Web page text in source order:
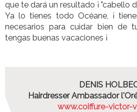
que te dará un resultado ¡ "cabello
Ya lo tienes todo Océane, ¡
necesarios para cuidar bien de
tengas buenas vacaciones ¡
DENIS
Hairdresser Ambassador
www.coiffure-victor-